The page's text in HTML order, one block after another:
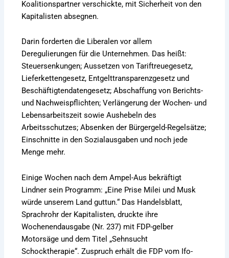
Koalitionspartner verschickte, mit Sicherheit von den
Kapitalisten absegnen.
Darin forderten die Liberalen vor allem
Deregulierungen für die Unternehmen. Das heißt:
Steuersenkungen; Aussetzen von Tariftreuegesetz,
Lieferkettengesetz, Entgelttransparenzgesetz und
Beschäftigtendatengesetz; Abschaffung von Berichts-
und Nachweispflichten; Verlängerung der Wochen- und
Lebensarbeitszeit sowie Aushebeln des
Arbeitsschutzes; Absenken der Bürgergeld-Regelsätze;
Einschnitte in den Sozialausgaben und noch jede
Menge mehr.
Einige Wochen nach dem Ampel-Aus bekräftigt
Lindner sein Programm: „Eine Prise Milei und Musk
würde unserem Land guttun.“ Das Handelsblatt,
Sprachrohr der Kapitalisten, druckte ihre
Wochenendausgabe (Nr. 237) mit FDP-gelber
Motorsäge und dem Titel „Sehnsucht
Schocktherapie“. Zuspruch erhält die FDP vom Ifo-